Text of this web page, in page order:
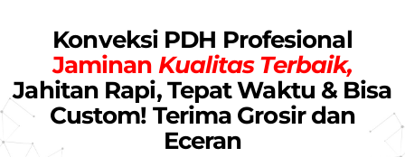
Konveksi PDH Profesional
Jaminan Kualitas Terbaik,
Jahitan Rapi, Tepat Waktu & Bisa
Custom! Terima Grosir dan
Eceran